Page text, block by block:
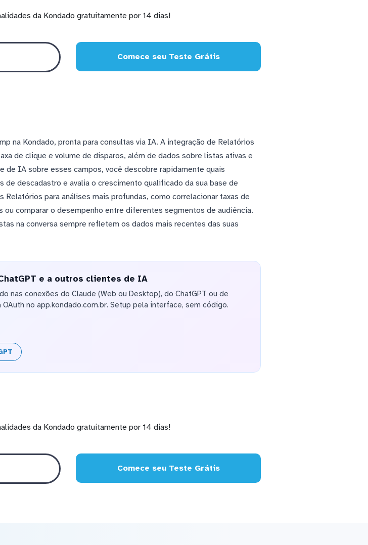
da Kondado gratuitamente por 14 dias!
Comece seu Teste Grátis
na Kondado, pronta para consultas via IA. A integração de Relatórios
de clique e volume de disparos, além de dados sobre listas ativas e
de IA sobre esses campos, você descobre rapidamente quais
descadastro e avalia o crescimento qualificado da sua base de
para análises mais profundas, como correlacionar taxas de
comparar o desempenho entre diferentes segmentos de audiência.
na conversa sempre refletem os dados mais recentes das suas
e a outros clientes de IA
nas conexões do Claude (Web ou Desktop), do ChatGPT ou de
no app.kondado.com.br. Setup pela interface, sem código.
da Kondado gratuitamente por 14 dias!
Comece seu Teste Grátis